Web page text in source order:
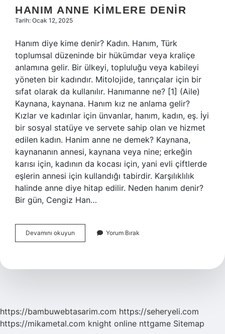
HANIM ANNE KIMLERE DENIR
Tarih: Ocak 12, 2025
Hanım diye kime denir? Kadın. Hanım, Türk
toplumsal düzeninde bir hükümdar veya kraliçe
anlamına gelir. Bir ülkeyi, topluluğu veya kabileyi
yöneten bir kadındır. Mitolojide, tanrıçalar için bir
sıfat olarak da kullanılır. Hanımanne ne? [1] (Aile)
Kaynana, kaynana. Hanım kız ne anlama gelir?
Kızlar ve kadınlar için ünvanlar, hanım, kadın, eş. İyi
bir sosyal statüye ve servete sahip olan ve hizmet
edilen kadın. Hanim anne ne demek? Kaynana,
kaynananın annesi, kaynana veya nine; erkeğin
karısı için, kadının da kocası için, yani evli çiftlerde
eşlerin annesi için kullandığı tabirdir. Karşılıklılık
halinde anne diye hitap edilir. Neden hanım denir?
Bir gün, Cengiz Han…
Devamını okuyun
Anne
Yorum Bırak
https://bambuwebtasarim.com https://seheryeli.com
https://mikametal.com knight online nttgame Sitemap